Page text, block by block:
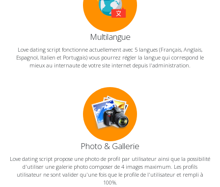
Multilangue
Love dating script fonctionne actuellement avec 5 langues (Français, Anglais,
Espagnol, Italien et Portugais) vous pourrez régler la langue qui correspond le
mieux au internaute de votre site internet depuis l'administration.
Photo & Gallerie
Love dating script propose une photo de profil par utilisateur ainsi que la possibilité
d'utiliser une galerie photo composer de 4 images maximum. Les profils
utilisateur ne sont valider qu'une fois que le profile de l'utilisateur et rempli à
100%.